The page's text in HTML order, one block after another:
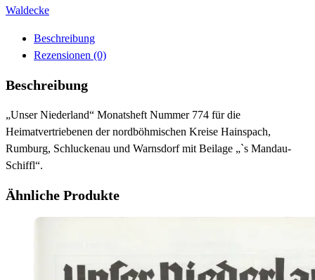
Waldecke
Beschreibung
Rezensionen (0)
Beschreibung
„Unser Niederland“ Monatsheft Nummer 774 für die
Heimatvertriebenen der nordböhmischen Kreise Hainspach,
Rumburg, Schluckenau und Warnsdorf mit Beilage „`s Mandau-
Schiffl“.
Ähnliche Produkte